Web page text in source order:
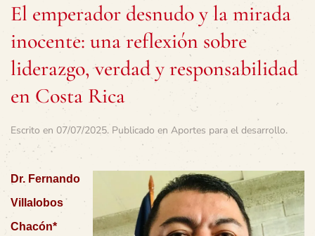
El emperador desnudo y la mirada
inocente: una reflexión sobre
liderazgo, verdad y responsabilidad
en Costa Rica
Escrito en 07/07/2025. Publicado en Aportes para el desarrollo.
Dr. Fernando
Villalobos
Chacón*